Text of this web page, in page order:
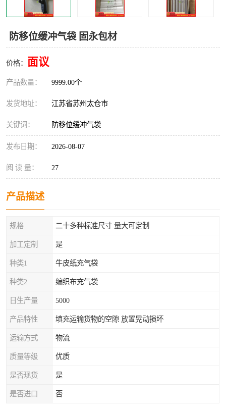
防移位缓冲气袋 固永包材
价格： 面议
产品数量： 9999.00个
发货地址： 江苏省苏州太仓市
关键词： 防移位缓冲气袋
发布日期： 2026-08-07
阅 读 量： 27
产品描述
规格 二十多种标准尺寸 量大可定制
加工定制 是
种类1 牛皮纸充气袋
种类2 编织布充气袋
日生产量 5000
产品特性 填充运输货物的空隙 放置晃动损坏
运输方式 物流
质量等级 优质
是否现货 是
是否进口 否